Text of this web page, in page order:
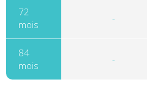
72
mois
-
84
mois
-